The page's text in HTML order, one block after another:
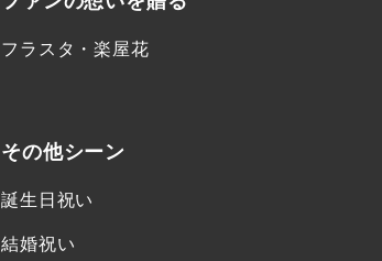
フラスタ・楽屋花
その他シーン
誕生日祝い
結婚祝い